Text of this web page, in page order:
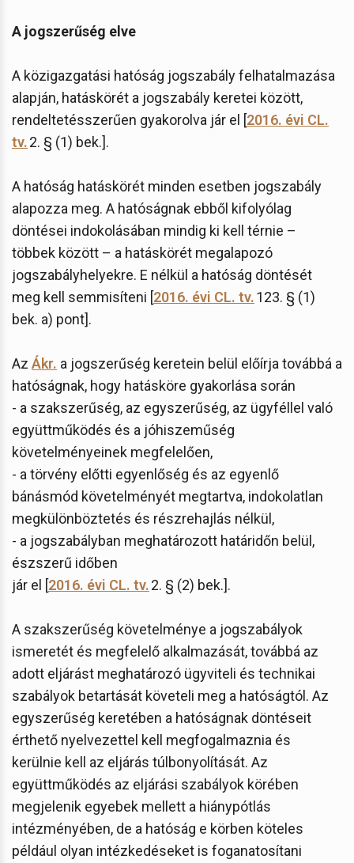
A jogszerűség elve
A közigazgatási hatóság jogszabály felhatalmazása
alapján, hatáskörét a jogszabály keretei között,
rendeltetésszerűen gyakorolva jár el [2016. évi CL.
tv.2. § (1) bek.].
A hatóság hatáskörét minden esetben jogszabály
alapozza meg. A hatóságnak ebből kifolyólag
döntései indokolásában mindig ki kell térnie –
többek között – a hatáskörét megalapozó
jogszabályhelyekre. E nélkül a hatóság döntését
meg kell semmisíteni [2016. évi CL. tv.123. § (1)
bek. a) pont].
Az Ákr. a jogszerűség keretein belül előírja továbbá a
hatóságnak, hogy hatásköre gyakorlása során
- a szakszerűség, az egyszerűség, az ügyféllel való
együttműködés és a jóhiszeműség
követelményeinek megfelelően,
- a törvény előtti egyenlőség és az egyenlő
bánásmód követelményét megtartva, indokolatlan
megkülönböztetés és részrehajlás nélkül,
- a jogszabályban meghatározott határidőn belül,
észszerű időben
jár el [2016. évi CL. tv.2. § (2) bek.].
A szakszerűség követelménye a jogszabályok
ismeretét és megfelelő alkalmazását, továbbá az
adott eljárást meghatározó ügyviteli és technikai
szabályok betartását követeli meg a hatóságtól. Az
egyszerűség keretében a hatóságnak döntéseit
érthető nyelvezettel kell megfogalmaznia és
kerülnie kell az eljárás túlbonyolítását. Az
együttműködés az eljárási szabályok körében
megjelenik egyebek mellett a hiánypótlás
intézményében, de a hatóság e körben köteles
például olyan intézkedéseket is foganatosítani